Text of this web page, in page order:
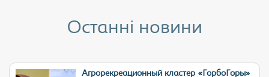
Останні новини
Агрорекреационный кластер «ГорбоГоры»